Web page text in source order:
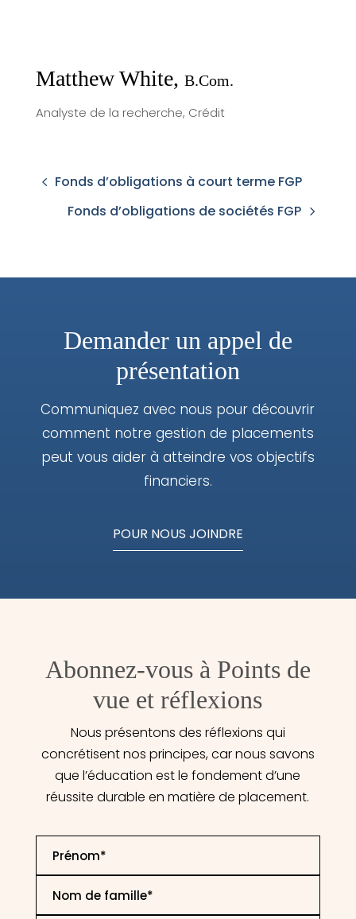
Matthew White, B.Com.
Analyste de la recherche, Crédit
Fonds d’obligations à court terme FGP
Fonds d’obligations de sociétés FGP
Demander un appel de
présentation
Communiquez avec nous pour découvrir
comment notre gestion de placements
peut vous aider à atteindre vos objectifs
financiers.
POUR NOUS JOINDRE
Abonnez-vous à Points de
vue et réflexions
Nous présentons des réflexions qui
concrétisent nos principes, car nous savons
que l’éducation est le fondement d’une
réussite durable en matière de placement.
Name *
Name *